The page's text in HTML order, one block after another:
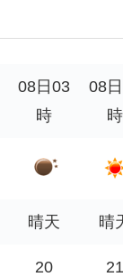
08日03
時
08
時
晴天 晴
20 21